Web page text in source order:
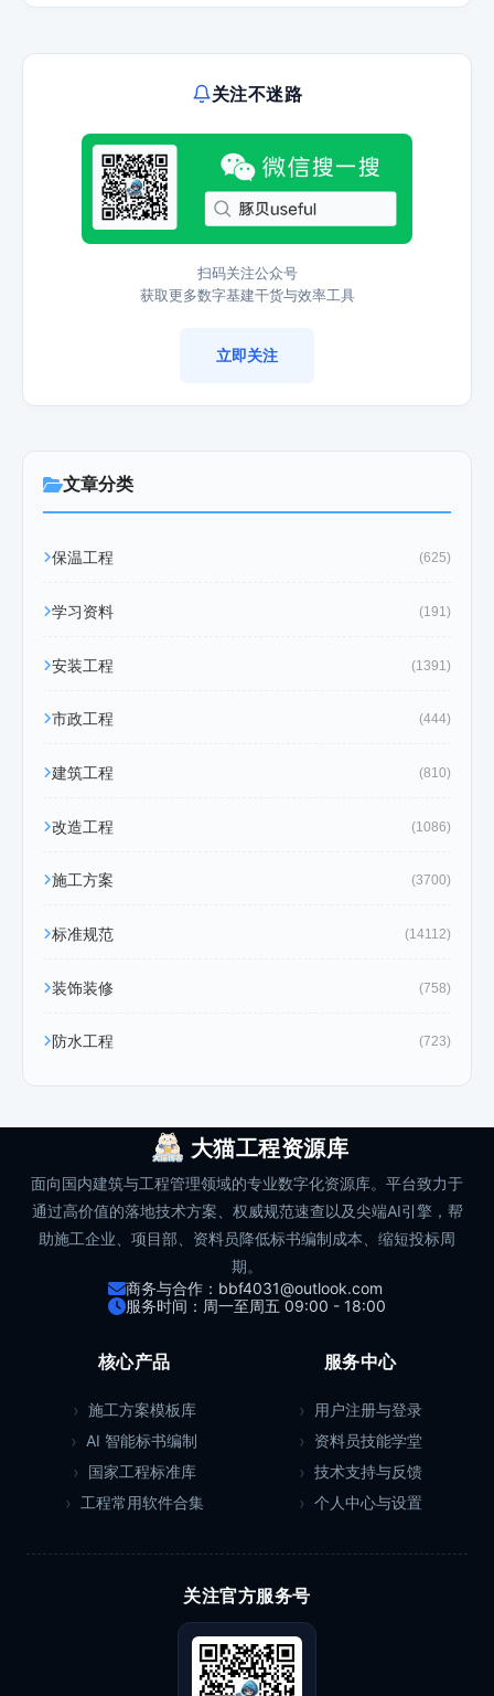
关注不迷路
扫码关注公众号
获取更多数字基建干货与效率工具
立即关注
文章分类
保温工程 (625)
学习资料 (191)
安装工程 (1391)
市政工程 (444)
建筑工程 (810)
改造工程 (1086)
施工方案 (3700)
标准规范 (14112)
装饰装修 (758)
防水工程 (723)
大猫工程资源库
面向国内建筑与工程管理领域的专业数字化资源库。平台致力于
通过高价值的落地技术方案、权威规范速查以及尖端AI引擎，帮
助施工企业、项目部、资料员降低标书编制成本、缩短投标周
期。
商务与合作：bbf4031@outlook.com
服务时间：周一至周五 09:00 - 18:00
核心产品
施工方案模板库
AI 智能标书编制
国家工程标准库
工程常用软件合集
服务中心
用户注册与登录
资料员技能学堂
技术支持与反馈
个人中心与设置
关注官方服务号